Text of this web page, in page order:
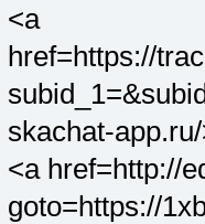
<a
href=https://
skachat-
<a href=http://
goto=https://